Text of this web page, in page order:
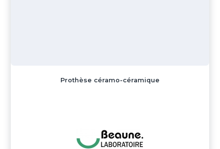
Prothèse céramo-céramique